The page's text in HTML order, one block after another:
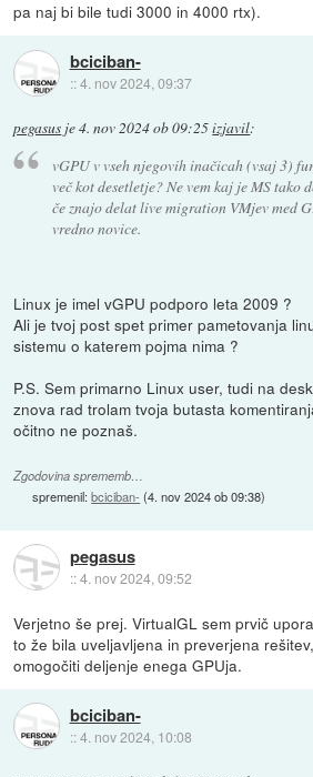
pa naj bi bile tudi 3000 in 4000 rtx).
bciciban-
::4. nov 2024, 09:37
pegasus je4. nov 2024 ob 09:25izjavil:
vGPU v vseh njegovih inačicah (vsaj 3)
več kot desetletje? Ne vem kaj je MS tako
če znajo delat live migration VMjev med
vredno novice.
Linux je imel vGPU podporo leta 2009 ?
Ali je tvoj post spet primer pametovanja
sistemu o katerem pojma nima ?
P.S. Sem primarno Linux user, tudi na
znova rad trolam tvoja butasta
očitno ne poznaš.
Zgodovina sprememb…
spremenil:bciciban- (4. nov 2024 ob 09:38)
pegasus
::4. nov 2024, 09:52
Verjetno še prej. VirtualGL sem prvič
to že bila uveljavljena in preverjena
omogočiti deljenje enega GPUja.
bciciban-
::4. nov 2024, 10:08